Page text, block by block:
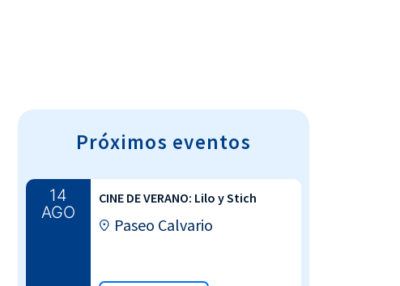
Próximos eventos
14
AGO
CINE DE VERANO: Lilo y Stich
Paseo Calvario